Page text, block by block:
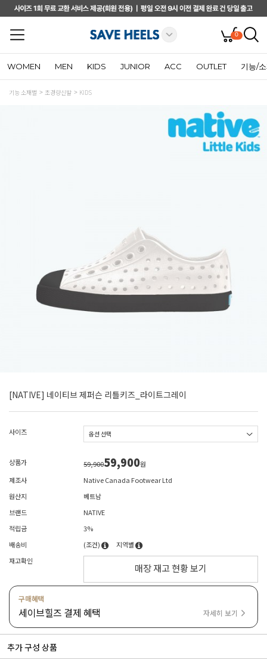
0
WOMEN MEN KIDS JUNIOR ACC OUTLET 기능/
기능 소재별 초경량신발 KIDS
[NATIVE] 네이티브 제퍼슨 리틀키즈_라이트그레이
사이즈
상품가 59,90059,900원
제조사
Native Canada Footwear Ltd
원산지
베트남
브랜드
NATIVE
적립금
3%
배송비
(조건)
지역별
재고확인
매장 재고 현황 보기
구매혜택
세이브힐즈 결제 혜택 자세히 보기
추가 구성 상품